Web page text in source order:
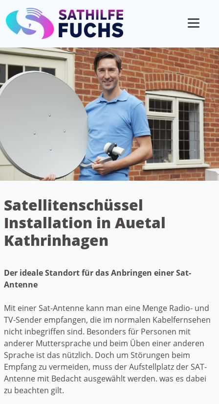
Satellitenschüssel
Installation in Auetal
Kathrinhagen
Der ideale Standort für das Anbringen einer Sat-
Antenne
Mit einer Sat-Antenne kann man eine Menge Radio- und
TV-Sender empfangen, die im normalen Kabelfernsehen
nicht inbegriffen sind. Besonders für Personen mit
anderer Muttersprache und beim Üben einer anderen
Sprache ist das nützlich. Doch um Störungen beim
Empfang zu vermeiden, muss der Aufstellplatz der SAT-
Antenne mit Bedacht ausgewählt werden. was es dabei
zu beachten gilt.